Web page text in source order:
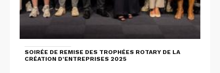
SOIRÉE DE REMISE DES TROPHÉES ROTARY DE LA
CRÉATION D’ENTREPRISES 2025